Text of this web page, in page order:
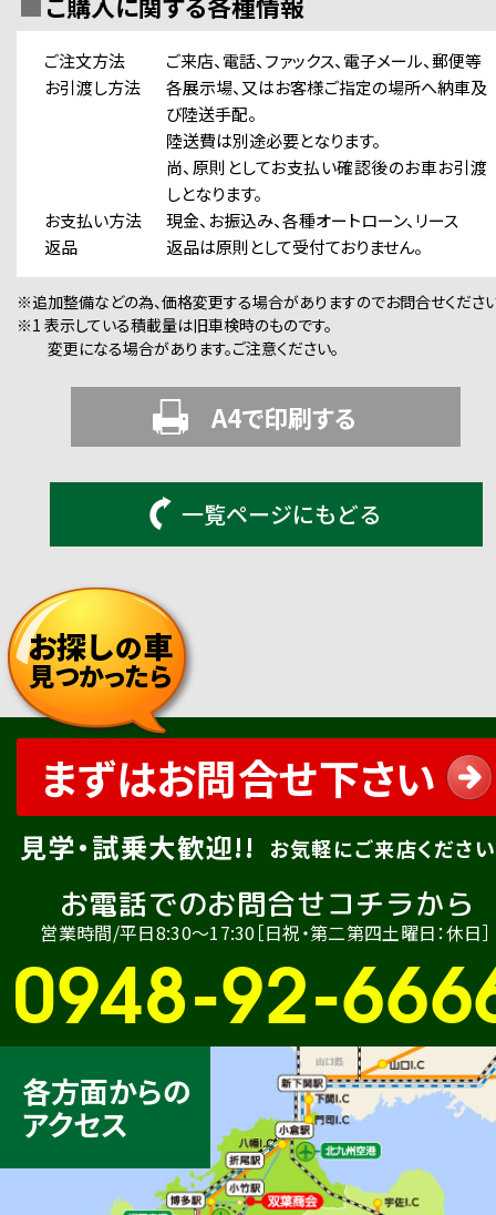
ご注文方法
ご来店、電話、ファックス、電子メール、郵便等
お引渡し方法
各展示場、又はお客様ご指定の場所へ納車及
び陸送手配。
陸送費は別途必要となります。
尚、原則としてお支払い確認後のお車お引渡
しとなります。
お支払い方法
現金、お振込み、各種オートローン、リース
返品
返品は原則として受付ておりません。
※追加整備などの為、価格変更する場合がありますのでお問合せくださ
※1 表示している積載量は旧車検時のものです。
変更になる場合があります。ご注意ください。
A4で印刷する
一覧ページにもどる
お探しの車
見つかったら
まずはお問合せ下さい
見学・試乗大歓迎!! お気軽にご来店ください
お電話でのお問合せコチラから
営業時間/平日8:30〜17:30［日祝・第二第四土曜日：休日］
0948-92-
各方面からの
アクセス